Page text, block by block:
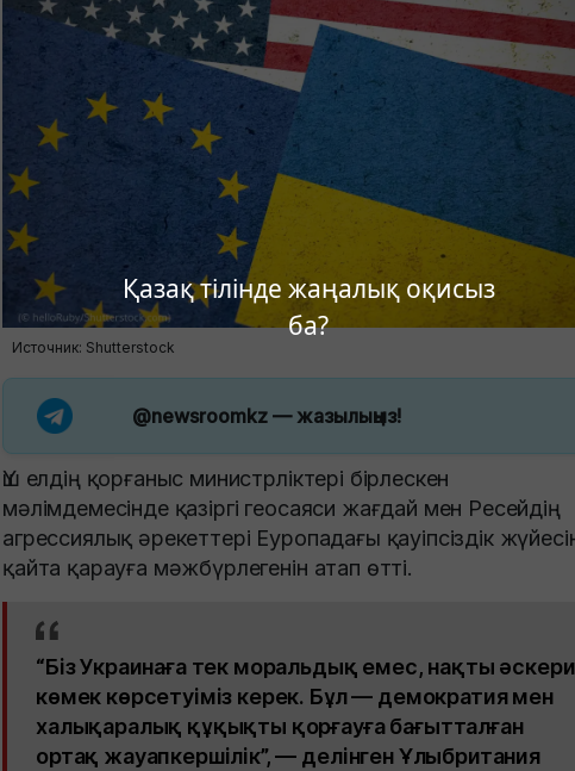
Қазақ тілінде жаңалық оқисыз
ба?
Источник: Shutterstock
@newsroomkz— жазылыңыз!
Үш елдің қорғаныс министрліктері бірлескен
мәлімдемесінде қазіргі геосаяси жағдай мен Ресейдің
агрессиялық әрекеттері Еуропадағы қауіпсіздік
қайта қарауға мәжбүрлегенін атап өтті.
“Біз Украинаға тек моральдық емес, нақты әскери
көмек көрсетуіміз керек. Бұл — демократия мен
халықаралық құқықты қорғауға бағытталған
ортақ жауапкершілік”, — делінген Ұлыбритания